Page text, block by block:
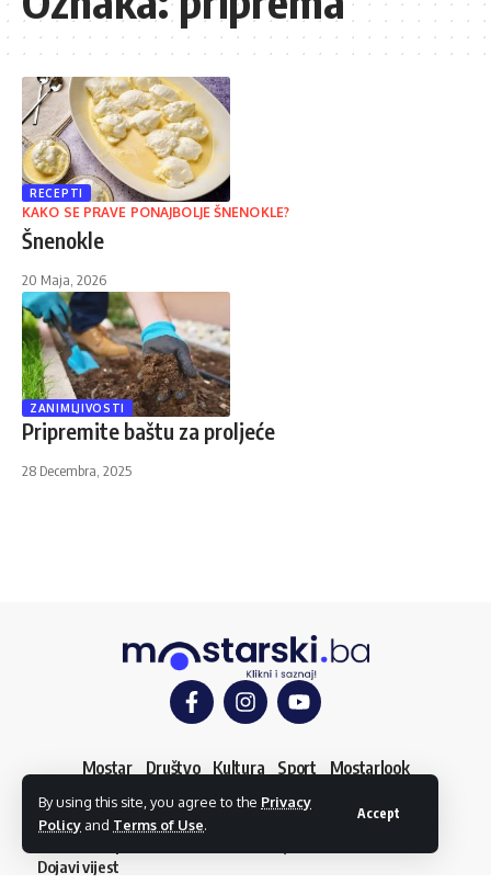
By using this site, you agree to the Privacy
Policy and Terms of Use.
Accept
RECEPTI
KAKO SE PRAVE PONAJBOLJE ŠNENOKLE?
Šnenokle
20 Maja, 2026
ZANIMLJIVOSTI
Pripremite baštu za proljeće
28 Decembra, 2025
Mostar Društvo Kultura Sport Mostarlook
Dojavi vijest